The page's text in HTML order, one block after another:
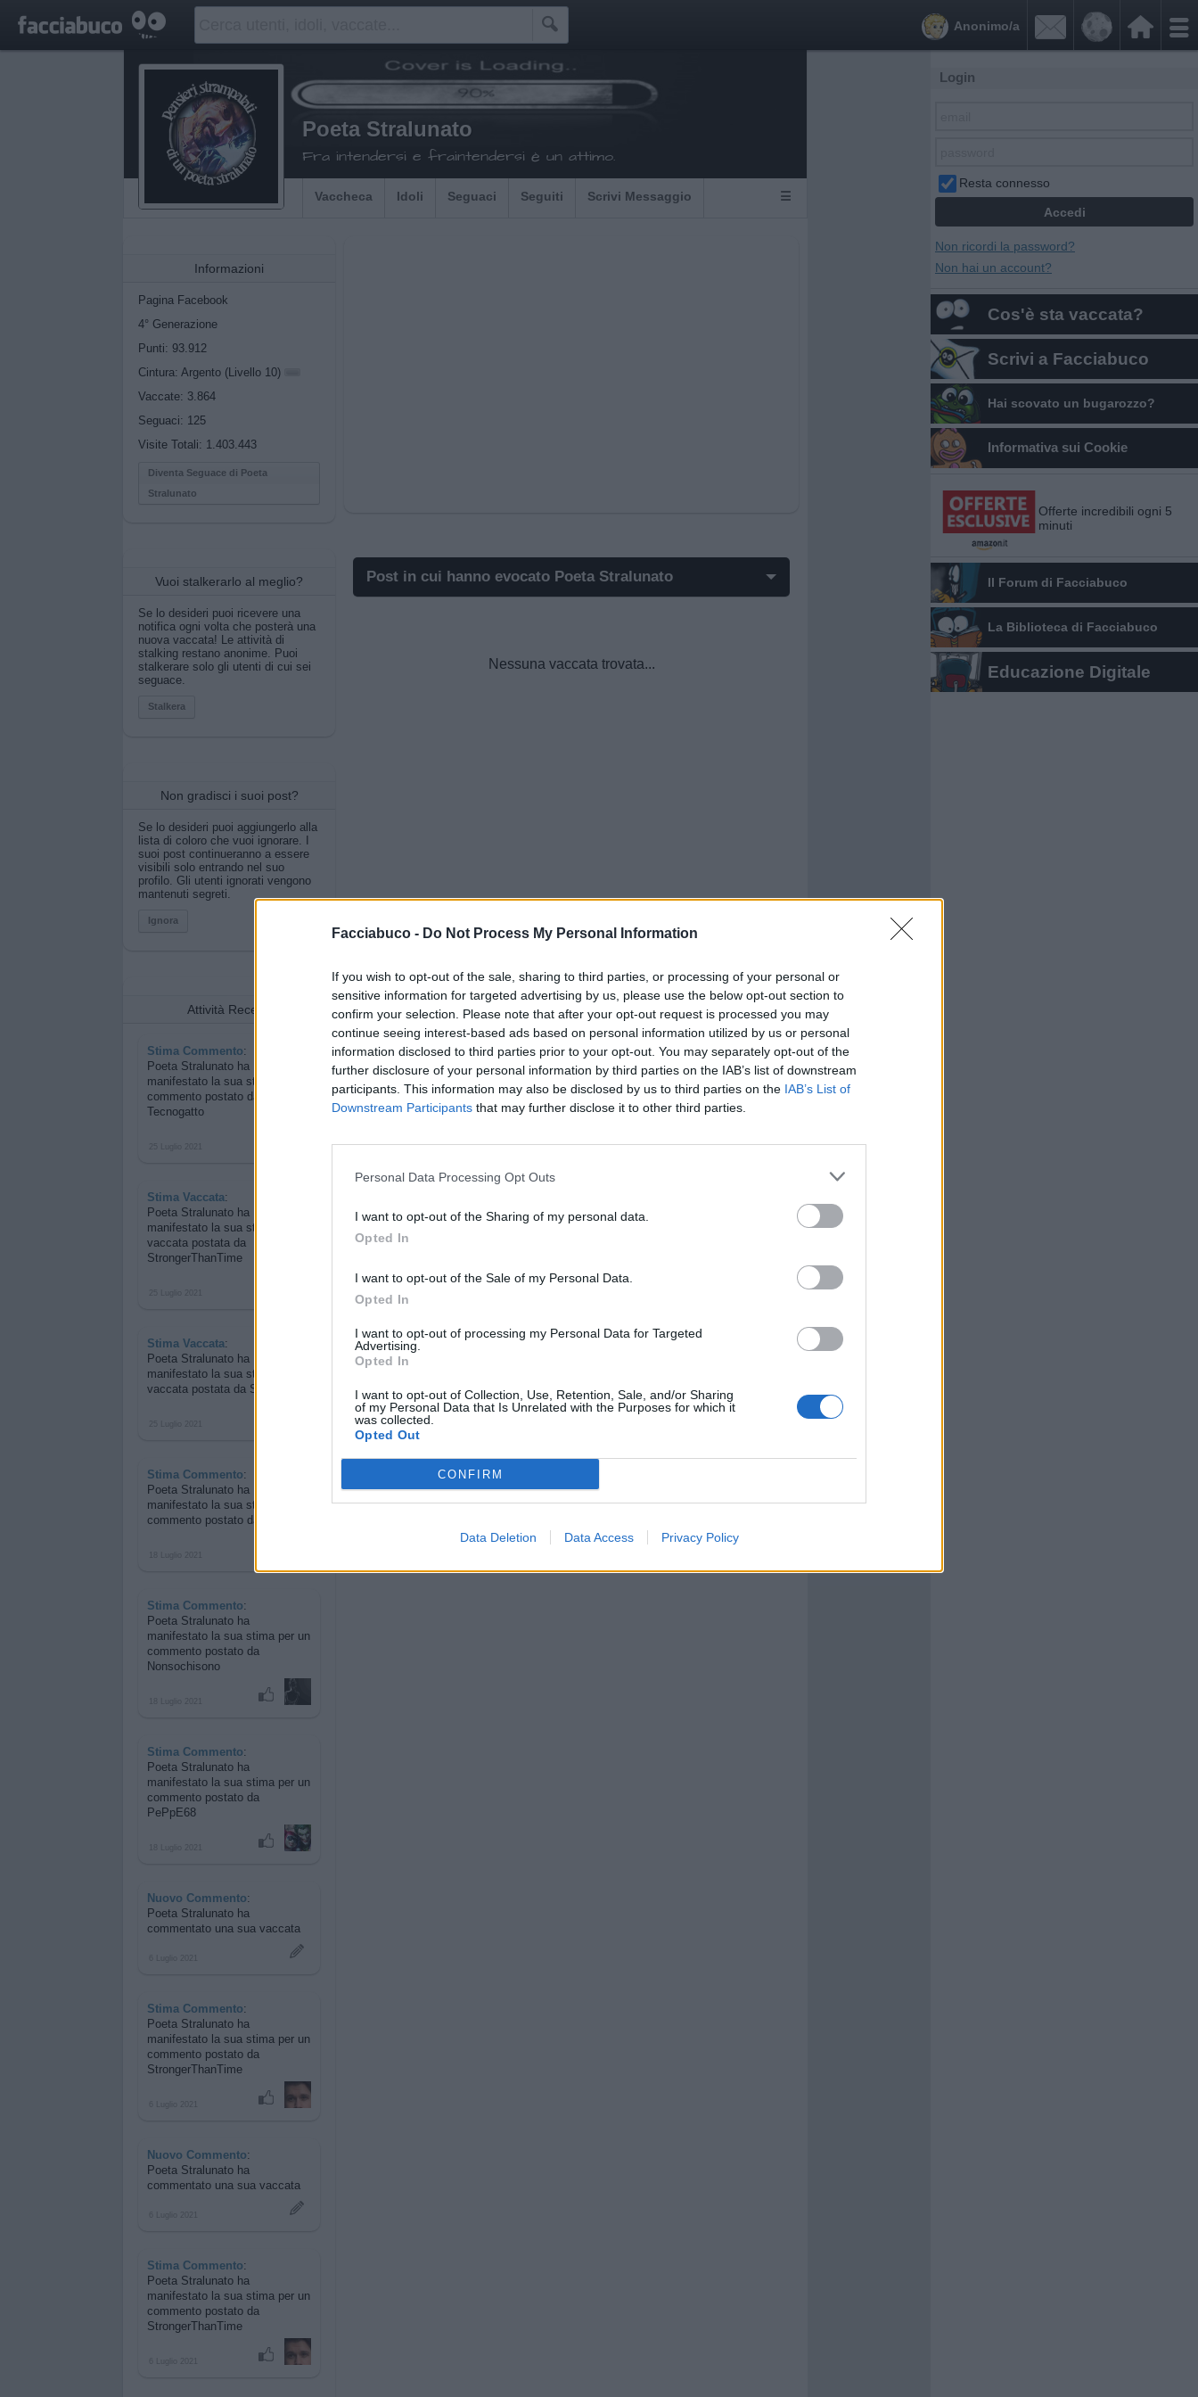
Facciabuco - Do Not Process My Personal Information
If you wish to opt-out of the sale, sharing to third parties, or processing of your personal or
sensitive information for targeted advertising by us, please use the below opt-out section to
confirm your selection. Please note that after your opt-out request is processed you may
continue seeing interest-based ads based on personal information utilized by us or personal
information disclosed to third parties prior to your opt-out. You may separately opt-out of the
further disclosure of your personal information by third parties on the IAB’s list of downstream
participants. This information may also be disclosed by us to third parties on the IAB’s List of
Downstream Participants that may further disclose it to other third parties.
Personal Data Processing Opt Outs
I want to opt-out of the Sharing of my personal data.
Opted In
I want to opt-out of the Sale of my Personal Data.
Opted In
I want to opt-out of processing my Personal Data for Targeted
Advertising.
Opted In
I want to opt-out of Collection, Use, Retention, Sale, and/or Sharing
of my Personal Data that Is Unrelated with the Purposes for which it
was collected.
Opted Out
CONFIRM
Data Deletion Data Access Privacy Policy
 

Anonimo/a
Poeta Stralunato
Fra intendersi e fraintendersi è un attimo.
Vaccheca Idoli Seguaci Seguiti Scrivi Messaggio ☰
Informazioni
Pagina Facebook
4° Generazione
Punti: 93.912
Cintura: Argento (Livello 10)
Vaccate: 3.864
Seguaci: 125
Visite Totali: 1.403.443
Diventa Seguace di Poeta
Stralunato
Vuoi stalkerarlo al meglio?
Se lo desideri puoi ricevere una
notifica ogni volta che posterà una
nuova vaccata! Le attività di
stalking restano anonime. Puoi
stalkerare solo gli utenti di cui sei
seguace.
Stalkera
Non gradisci i suoi post?
Se lo desideri puoi aggiungerlo alla
lista di coloro che vuoi ignorare. I
suoi post continueranno a essere
visibili solo entrando nel suo
profilo. Gli utenti ignorati vengono
mantenuti segreti.
Ignora
Attività Recenti
Stima Commento:
Poeta Stralunato ha
manifestato la sua stima per
commento postato da
Tecnogatto
Stima Vaccata:
Poeta Stralunato ha
manifestato la sua stima per
vaccata postata da
StrongerThanTime
Stima Vaccata:
Poeta Stralunato ha
manifestato la sua stima per
vaccata postata da Sconnessa
Stima Commento:
Poeta Stralunato ha
manifestato la sua stima per
commento postato da Tulipano
Stima Commento:
Poeta Stralunato ha
manifestato la sua stima per un
commento postato da
Nonsochisono
Stima Commento:
Poeta Stralunato ha
manifestato la sua stima per un
commento postato da
PePpE68
Nuovo Commento:
Poeta Stralunato ha
commentato una sua vaccata
Stima Commento:
Poeta Stralunato ha
manifestato la sua stima per un
commento postato da
StrongerThanTime
Nuovo Commento:
Poeta Stralunato ha
commentato una sua vaccata
Stima Commento:
Poeta Stralunato ha
manifestato la sua stima per un
commento postato da
StrongerThanTime
Post in cui hanno evocato Poeta Stralunato
Nessuna vaccata trovata...
Login
Resta connesso
Non ricordi la password?
Non hai un account?
Cos'è sta vaccata?
Scrivi a Facciabuco
Hai scovato un bugarozzo?
Informativa sui Cookie
Offerte incredibili ogni 5
minuti
Il Forum di Facciabuco
La Biblioteca di Facciabuco
Educazione Digitale